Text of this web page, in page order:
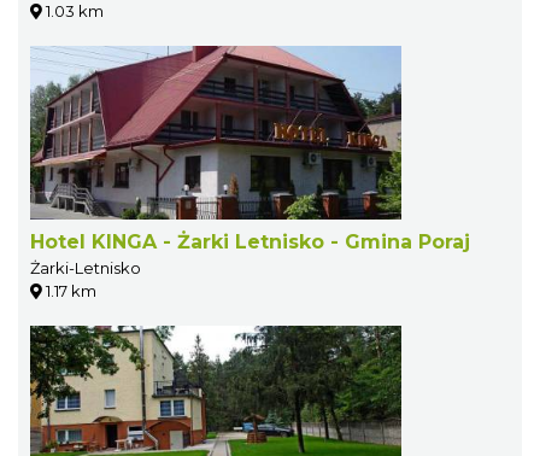
1.03 km
Hotel KINGA - Żarki Letnisko - Gmina Poraj
Żarki-Letnisko
1.17 km